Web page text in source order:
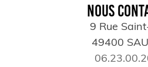
NOUS
9 Rue
49400